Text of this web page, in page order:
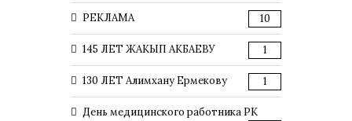
РЕКЛАМА 10
145 ЛЕТ ЖАКЫП АКБАЕВУ 1
130 ЛЕТ Алимхану Ермекову 1
День медицинского работника РК